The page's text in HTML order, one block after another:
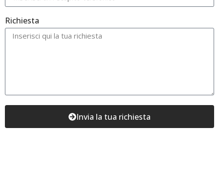
Richiesta
Invia la tua richiesta